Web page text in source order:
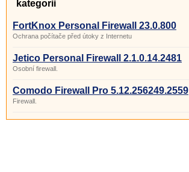
kategorii
FortKnox Personal Firewall 23.0.800
Ochrana počítače před útoky z Internetu
Jetico Personal Firewall 2.1.0.14.2481
Osobní firewall.
Comodo Firewall Pro 5.12.256249.2559
Firewall.